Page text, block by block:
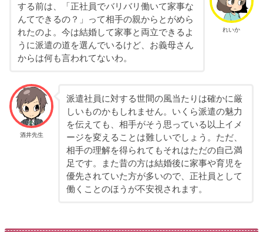
れいか
する前は、「正社員でバリバリ働いて家事な
んてできるの？」って相手の親からとがめら
れたのよ。今は結婚して家事と両立できるよ
うに派遣の道を選んでいるけど、お義母さん
からは何も言われてないわ。
酒井先生
派遣社員に対する世間の風当たりは確かに厳
しいものかもしれません。いくら派遣の魅力
を伝えても、相手がそう思っている以上イメ
ージを変えることは難しいでしょう。ただ、
相手の理解を得られてもそれはただの自己満
足です。また昔の方は結婚後に家事や育児を
優先されていた方が多いので、正社員として
働くことのほうが不安視されます。